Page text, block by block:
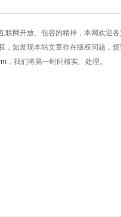
联网开放、包容的精神，本网欢迎
，如发现本站文章存在版权问题，
，我们将第一时间核实、处理。